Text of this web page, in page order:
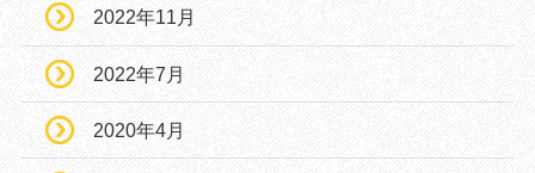
2022年11月
2022年7月
2020年4月